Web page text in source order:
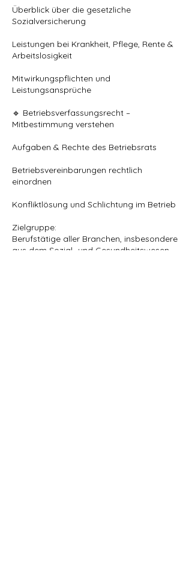
Überblick über die gesetzliche
Sozialversicherung
Leistungen bei Krankheit, Pflege, Rente &
Arbeitslosigkeit
Mitwirkungspflichten und
Leistungsansprüche
🔹 Betriebsverfassungsrecht –
Mitbestimmung verstehen
Aufgaben & Rechte des Betriebsrats
Betriebsvereinbarungen rechtlich
einordnen
Konfliktlösung und Schlichtung im Betrieb
Zielgruppe:
Berufstätige aller Branchen, insbesondere
aus dem Sozial- und Gesundheitswesen,